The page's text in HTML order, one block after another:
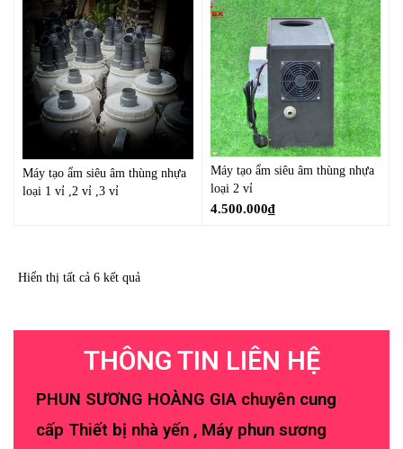
Máy tạo ẩm siêu âm thùng nhựa
loại 1 vỉ ,2 vỉ ,3 vỉ
Máy tạo ẩm siêu âm thùng nhựa
loại 2 vỉ
4.500.000₫
Hiển thị tất cả 6 kết quả
THÔNG TIN LIÊN HỆ
PHUN SƯƠNG HOÀNG GIA chuyên cung
cấp Thiết bị nhà yến , Máy phun sương